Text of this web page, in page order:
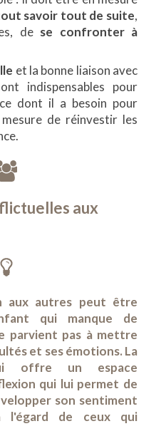
savoir tout de suite,
de se confronter à
et la bonne liaison avec
indispensables pour
dont il a besoin pour
de réinvestir les
aux
aux autres peut être
qui manque de
parvient pas à mettre
et ses émotions. La
lui offre un espace
qui lui permet de
son sentiment
l'égard de ceux qui